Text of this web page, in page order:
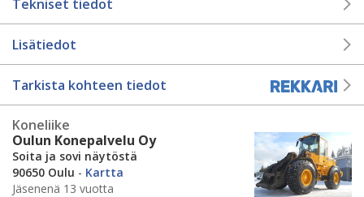
Tekniset tiedot
Lisätiedot
Tarkista kohteen tiedot
Koneliike
Oulun Konepalvelu Oy
Soita ja sovi näytöstä
90650 Oulu - Kartta
Jäsenenä 13 vuotta